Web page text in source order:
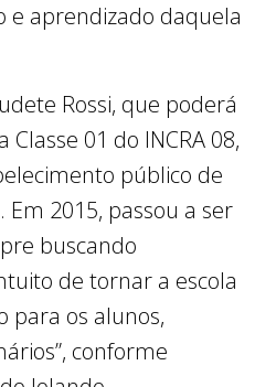
e aprendizado daquela
Rossi, que poderá
01 do INCRA 08,
público de
Em 2015, passou a ser
buscando
de tornar a escola
para os alunos,
conforme